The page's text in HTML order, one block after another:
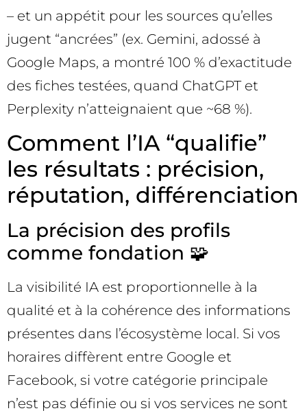
– et un appétit pour les sources qu’elles
jugent “ancrées” (ex. Gemini, adossé à
Google Maps, a montré 100 % d’exactitude
des fiches testées, quand ChatGPT et
Perplexity n’atteignaient que ~68 %).
Comment l’IA “qualifie”
les résultats : précision,
réputation, différenciation
La précision des profils
comme fondation 🧩
La visibilité IA est proportionnelle à la
qualité et à la cohérence des informations
présentes dans l’écosystème local. Si vos
horaires diffèrent entre Google et
Facebook, si votre catégorie principale
n’est pas définie ou si vos services ne sont